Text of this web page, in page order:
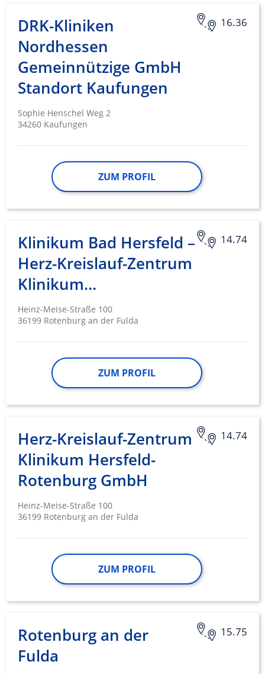
16.36
DRK-Kliniken
Nordhessen
Gemeinnützige GmbH
Standort Kaufungen
Sophie Henschel Weg 2
34260 Kaufungen
ZUM PROFIL
14.74
Klinikum Bad Hersfeld –
Herz-Kreislauf-Zentrum
Klinikum…
Heinz-Meise-Straße 100
36199 Rotenburg an der Fulda
ZUM PROFIL
14.74
Herz-Kreislauf-Zentrum
Klinikum Hersfeld-
Rotenburg GmbH
Heinz-Meise-Straße 100
36199 Rotenburg an der Fulda
ZUM PROFIL
15.75
Rotenburg an der
Fulda